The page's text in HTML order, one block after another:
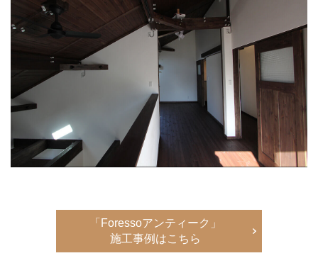
「Foressoアンティーク」
施工事例はこちら